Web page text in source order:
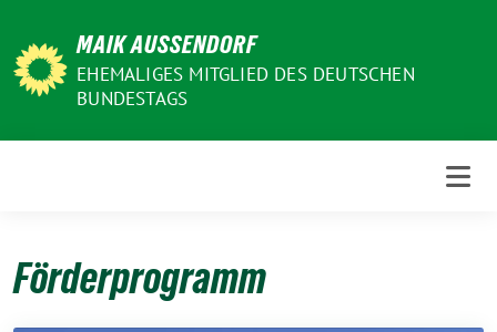
zum
Inhalt
MAIK AUSSENDORF
EHEMALIGES MITGLIED DES DEUTSCHEN
BUNDESTAGS
Förderprogramm